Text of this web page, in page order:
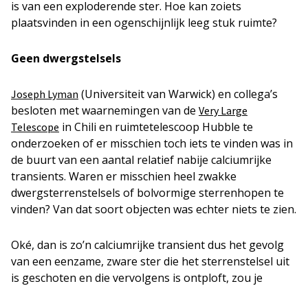
is van een exploderende ster. Hoe kan zoiets
plaatsvinden in een ogenschijnlijk leeg stuk ruimte?
Geen dwergstelsels
Joseph Lyman (Universiteit van Warwick) en collega’s
besloten met waarnemingen van de Very Large
Telescope in Chili en ruimtetelescoop Hubble te
onderzoeken of er misschien toch iets te vinden was in
de buurt van een aantal relatief nabije calciumrijke
transients. Waren er misschien heel zwakke
dwergsterrenstelsels of bolvormige sterrenhopen te
vinden? Van dat soort objecten was echter niets te zien.
Oké, dan is zo’n calciumrijke transient dus het gevolg
van een eenzame, zware ster die het sterrenstelsel uit
is geschoten en die vervolgens is ontploft, zou je